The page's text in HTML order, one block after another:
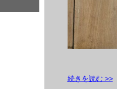
続きを読む >>